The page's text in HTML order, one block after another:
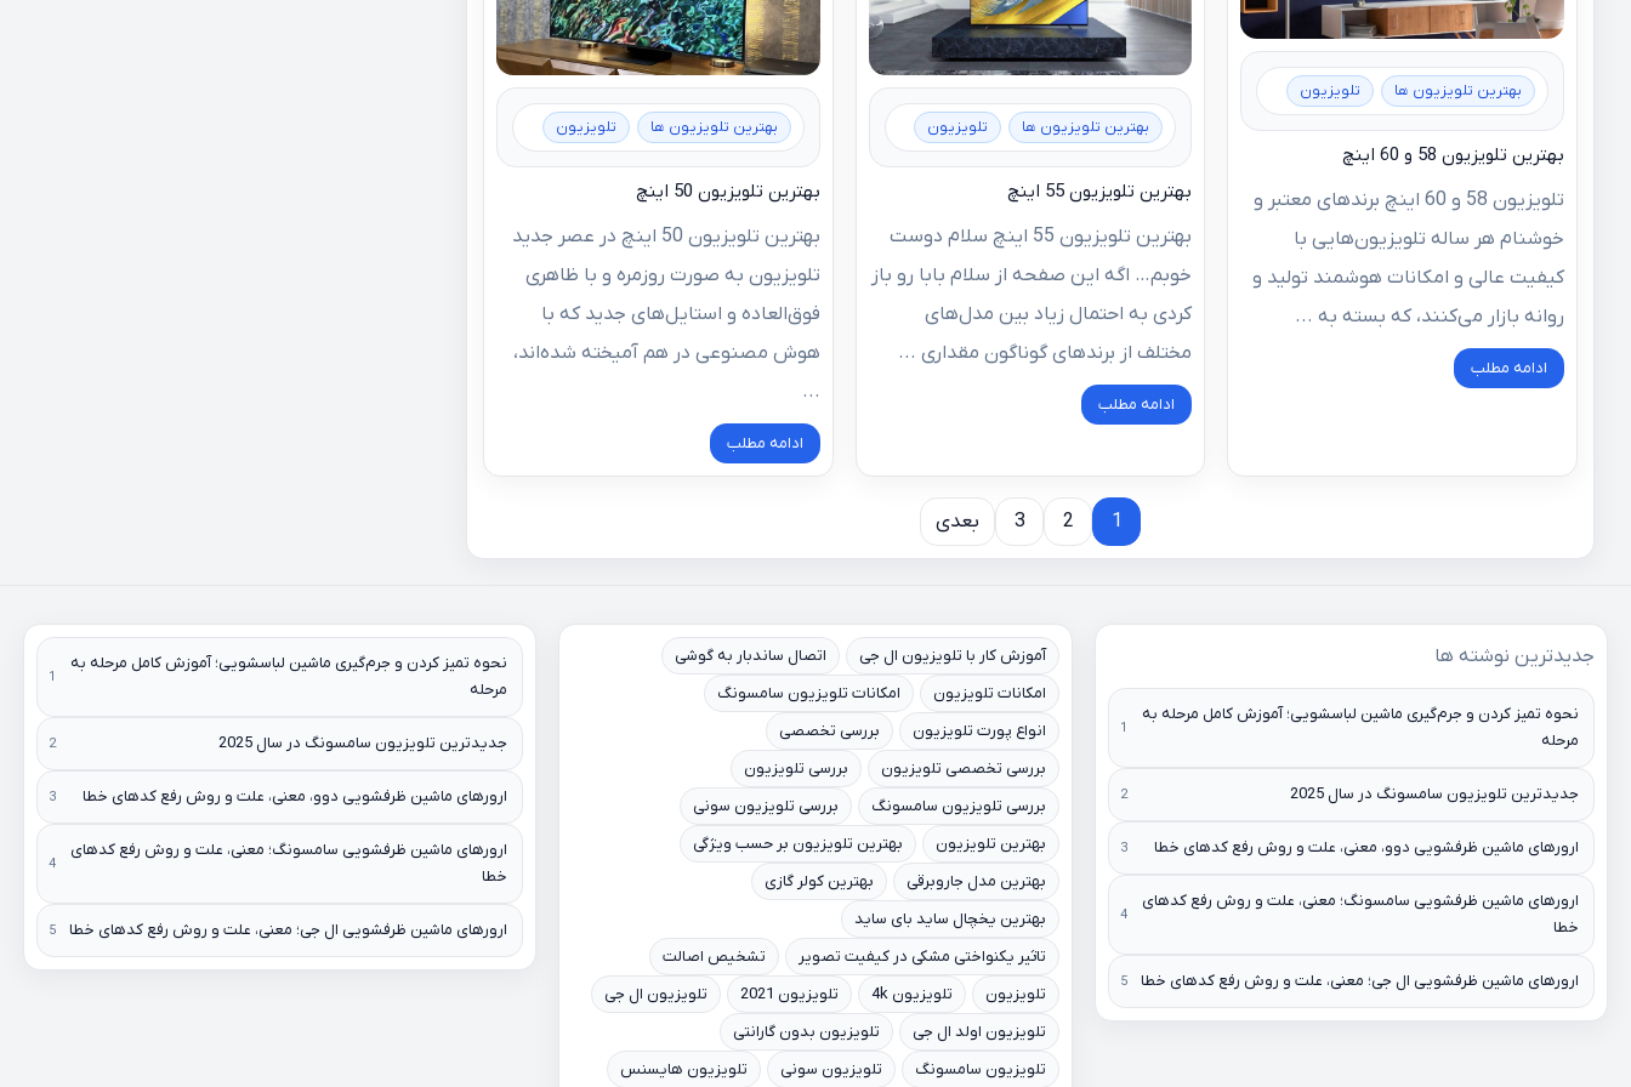
بهترین تلویزیون ها تلویزیون
بهترین تلویزیون 58 و 60 اینچ
تلویزیون 58 و 60 اینچ برندهای معتبر و
خوشنام هر ساله تلویزیون‌هایی با
کیفیت عالی و امکانات هوشمند تولید و
روانه بازار می‌کنند، که بسته به ...
ادامه مطلب
بهترین تلویزیون ها تلویزیون
بهترین تلویزیون‌ 55 اینچ
بهترین تلویزیون 55 اینچ سلام دوست
خوبم… اگه این صفحه از سلام‌ بابا رو باز
کردی به احتمال زیاد بین مدل‌های
مختلف از برندهای گوناگون مقداری ...
ادامه مطلب
بهترین تلویزیون ها تلویزیون
بهترین تلویزیون 50 اینچ
بهترین تلویزیون 50 اینچ در عصر جدید
تلویزیون به صورت روزمره و با ظاهری
فوق‌العاده و استایل‌های جدید که با
هوش مصنوعی در هم آمیخته شده‌اند،
...
ادامه مطلب
1
2
3 بعدی
جدیدترین نوشته ها
نحوه تمیز کردن و جرم‌گیری ماشین لباسشویی؛ آموزش کامل مرحله به
مرحله
جدیدترین تلویزیون سامسونگ در سال 2025
ارورهای ماشین ظرفشویی دوو، معنی، علت و روش رفع کدهای خطا
ارورهای ماشین ظرفشویی سامسونگ؛ معنی، علت و روش رفع کدهای
خطا
ارورهای ماشین ظرفشویی ال جی؛ معنی، علت و روش رفع کدهای خطا
آموزش کار با تلویزیون ال جی
اتصال ساندبار به گوشی
امکانات تلویزیون
امکانات تلویزیون سامسونگ
انواع پورت تلویزیون
بررسی تخصصی
بررسی تخصصی تلویزیون
بررسی تلویزیون
بررسی تلویزیون سامسونگ
بررسی تلویزیون سونی
بهترین تلویزیون
بهترین تلویزیون بر حسب ویژگی
بهترین مدل جاروبرقی
بهترین کولر گازی
بهترین یخچال ساید بای ساید
تاثیر یکنواختی مشکی در کیفیت تصویر
تشخیص اصالت
تلویزیون
تلویزیون 4k تلویزیون 2021
تلویزیون ال جی
تلویزیون اولد ال جی
تلویزیون بدون گارانتی
تلویزیون سامسونگ
تلویزیون سونی تلویزیون هایسنس
نحوه تمیز کردن و جرم‌گیری ماشین لباسشویی؛ آموزش کامل مرحله به
مرحله
جدیدترین تلویزیون سامسونگ در سال 2025
ارورهای ماشین ظرفشویی دوو، معنی، علت و روش رفع کدهای خطا
ارورهای ماشین ظرفشویی سامسونگ؛ معنی، علت و روش رفع کدهای
خطا
ارورهای ماشین ظرفشویی ال جی؛ معنی، علت و روش رفع کدهای خطا